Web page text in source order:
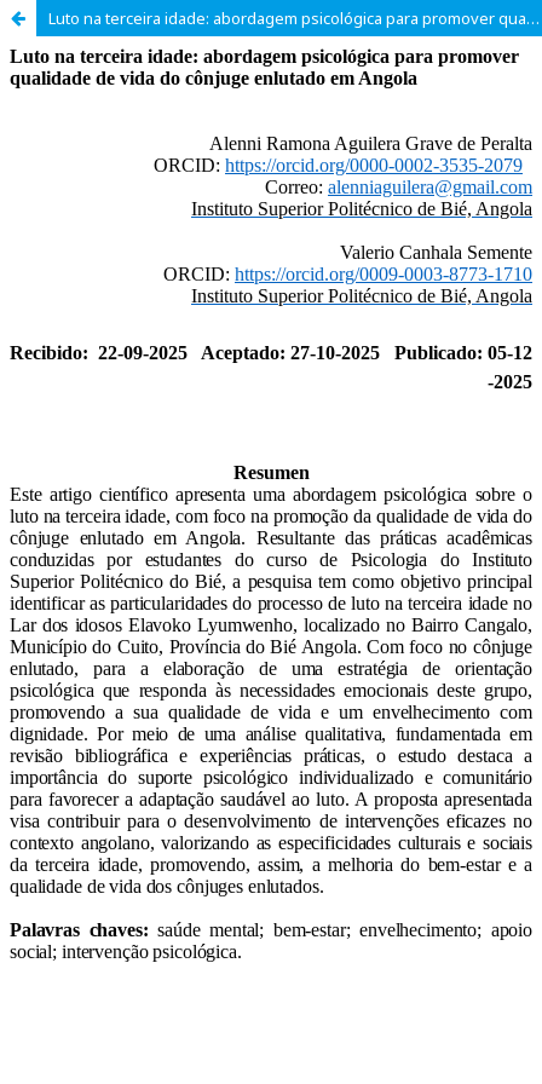
Luto na terceira idade: abordagem psicológica para promover qualidade de vida do cônjuge enlutado em Angola